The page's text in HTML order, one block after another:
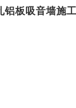
铝板吸音墙施